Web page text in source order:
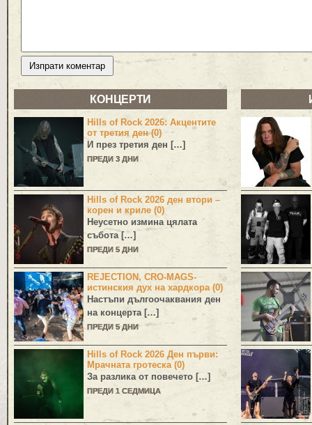
КОНЦЕРТИ
Hills of Rock 2026: Акцентите
от третия ден (0)
И през третия ден […]
ПРЕДИ 3 ДНИ
Hills of Rock 2026 ден втори –
корен и криле (0)
Неусетно измина цялата
събота […]
ПРЕДИ 5 ДНИ
REJECTION, CRO-MAGS-
истинския дух на хардкора (0)
Настъпи дългоочаквания ден
на концерта […]
ПРЕДИ 5 ДНИ
Hills of Rock 2026 Ден първи:
Мрачната гротеска (0)
За разлика от повечето […]
ПРЕДИ 1 СЕДМИЦА